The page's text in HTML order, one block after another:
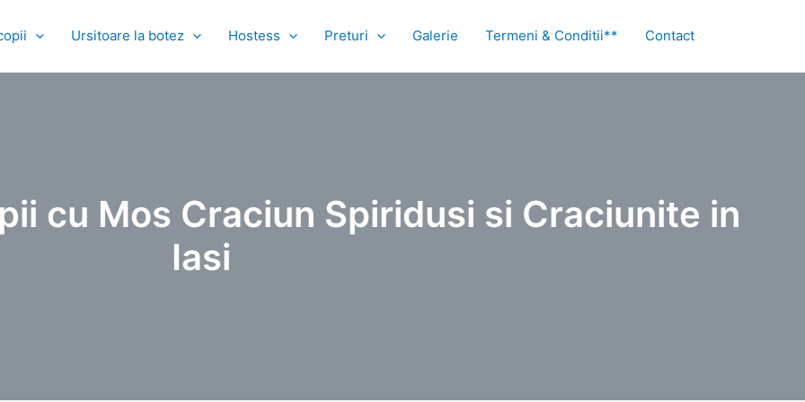
Ursitoare la botez Hostess Preturi Galerie Termeni & Conditii** Contact
cu Mos Craciun Spiridusi si Craciunite in
Iasi